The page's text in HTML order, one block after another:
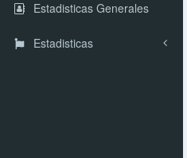
Estadisticas Generales
Estadisticas